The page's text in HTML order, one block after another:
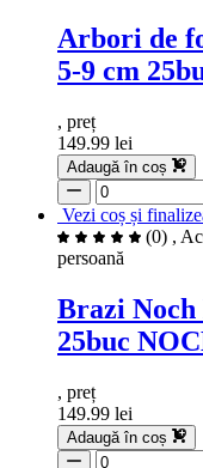
Arbori de
5-9 cm
, preț
149.99 lei
Adaugă în coș
Vezi coș și
(0) ,
persoană
Brazi Noch
25buc
, preț
149.99 lei
Adaugă în coș